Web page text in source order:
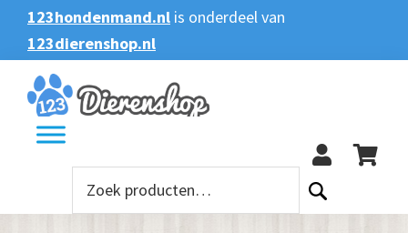
Spring
naar
de
hoofdnavigatie
Door
naar
de
hoofd
inhoud
Spring
naar
de
eerste
sidebar
Spring
naar
de
voettekst
123hondenmand.nl is onderdeel van
123dierenshop.nl
Zoeken
Zoeken
naar: